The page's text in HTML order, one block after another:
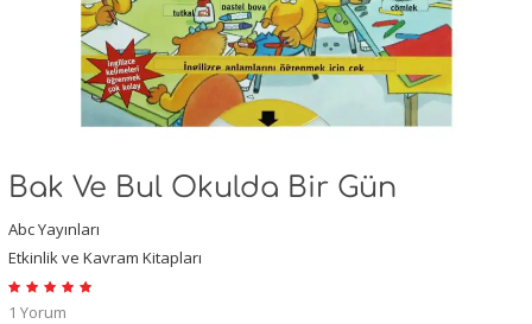
Bak Ve Bul Okulda Bir Gün
Abc Yayınları
Etkinlik ve Kavram Kitapları
1 Yorum